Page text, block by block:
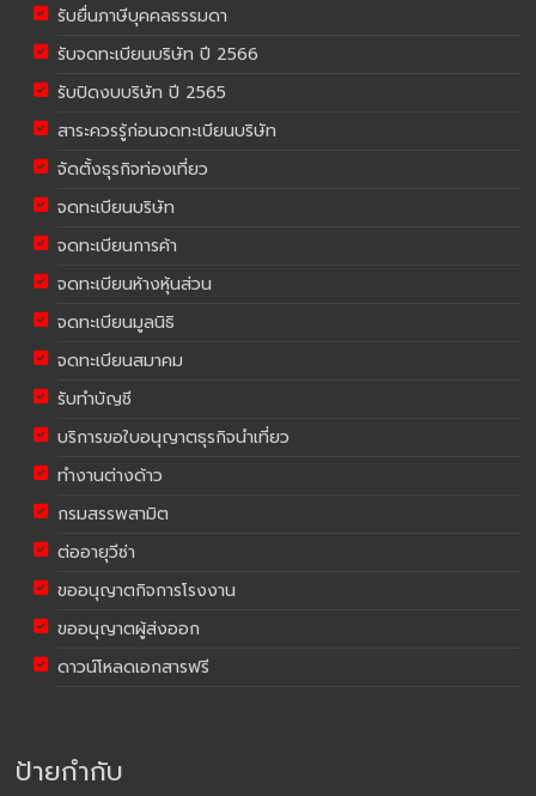
รับยื่นภาษีบุคคลธรรมดา
รับจดทะเบียนบริษัท ปี 2566
รับปิดงบบริษัท ปี 2565
สาระควรรู้ก่อนจดทะเบียนบริษัท
จัดตั้งธุรกิจท่องเที่ยว
จดทะเบียนบริษัท
จดทะเบียนการค้า
จดทะเบียนห้างหุ้นส่วน
จดทะเบียนมูลนิธิ
จดทะเบียนสมาคม
รับทำบัญชี
บริการขอใบอนุญาตธุรกิจนำเที่ยว
ทำงานต่างด้าว
กรมสรรพสามิต
ต่ออายุวีซ่า
ขออนุญาตกิจการโรงงาน
ขออนุญาตผู้ส่งออก
ดาวน์โหลดเอกสารฟรี
ป้ายกำกับ